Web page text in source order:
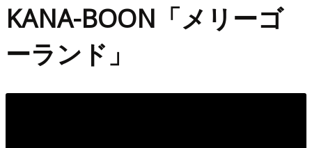
KANA-BOON「メリーゴ
ーランド」